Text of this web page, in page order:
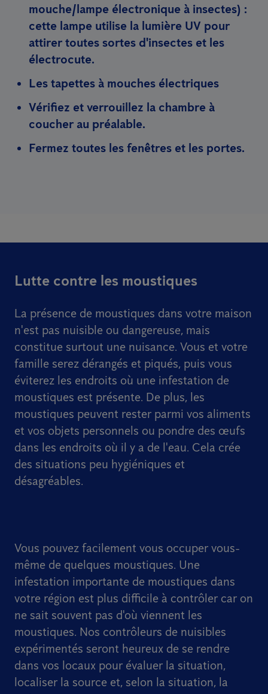
mouche/lampe électronique à insectes) :
cette lampe utilise la lumière UV pour
attirer toutes sortes d'insectes et les
électrocute.
Les tapettes à mouches électriques
Vérifiez et verrouillez la chambre à
coucher au préalable.
Fermez toutes les fenêtres et les portes.
Lutte contre les moustiques
La présence de moustiques dans votre maison
n'est pas nuisible ou dangereuse, mais
constitue surtout une nuisance. Vous et votre
famille serez dérangés et piqués, puis vous
éviterez les endroits où une infestation de
moustiques est présente. De plus, les
moustiques peuvent rester parmi vos aliments
et vos objets personnels ou pondre des œufs
dans les endroits où il y a de l'eau. Cela crée
des situations peu hygiéniques et
désagréables.
Vous pouvez facilement vous occuper vous-
même de quelques moustiques. Une
infestation importante de moustiques dans
votre région est plus difficile à contrôler car on
ne sait souvent pas d'où viennent les
moustiques. Nos contrôleurs de nuisibles
expérimentés seront heureux de se rendre
dans vos locaux pour évaluer la situation,
localiser la source et, selon la situation, la